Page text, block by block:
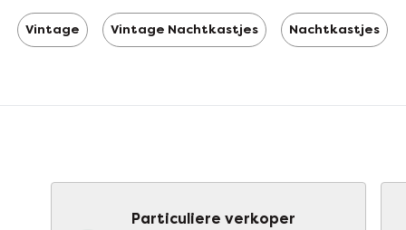
Vintage Vintage Nachtkastjes Nachtkastjes
Particuliere verkoper